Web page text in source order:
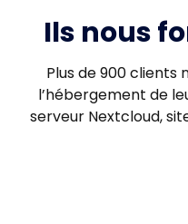
Ils nous
Plus de 900 clients
l’hébergement de
serveur Nextcloud,